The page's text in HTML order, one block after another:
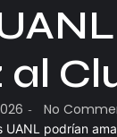
al
- No
UANL podrían